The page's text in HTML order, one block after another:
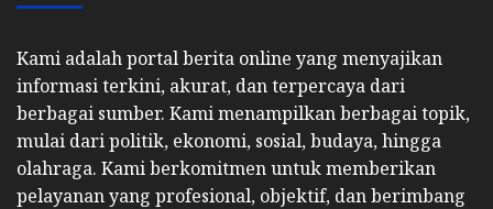
Kami adalah portal berita online yang menyajikan
informasi terkini, akurat, dan terpercaya dari
berbagai sumber. Kami menampilkan berbagai topik,
mulai dari politik, ekonomi, sosial, budaya, hingga
olahraga. Kami berkomitmen untuk memberikan
pelayanan yang profesional, objektif, dan berimbang